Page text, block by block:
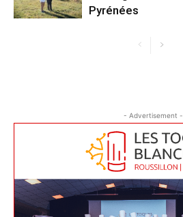
Pyrénées
- Advertisement -